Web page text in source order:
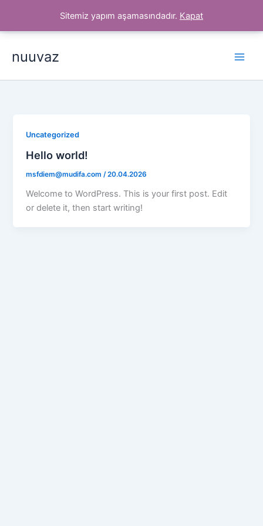
Sitemiz yapım aşamasındadır. Kapat
nuuvaz
Uncategorized
Hello world!
msfdiem@mudifa.com /20.04.2026
Welcome to WordPress. This is your first post. Edit
or delete it, then start writing!